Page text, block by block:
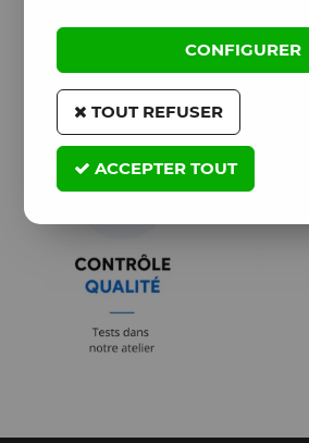
CONFIGURER
TOUT REFUSER
ACCEPTER TOUT